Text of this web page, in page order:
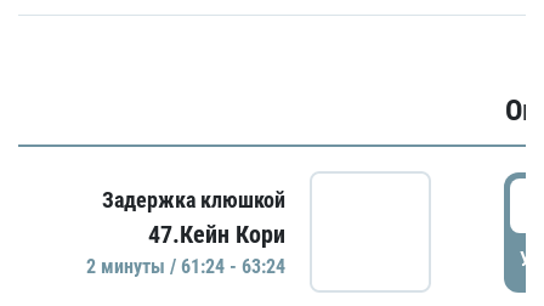
Задержка клюшкой
47.Кейн Кори
2 минуты / 61:24 - 63:24